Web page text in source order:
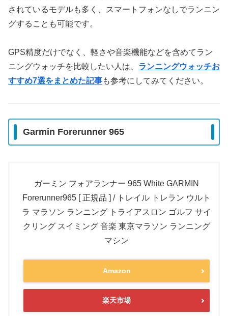
されているモデルも多く、スマートフォンなしでランニン
グすることも可能です。
GPS精度だけでなく、軽さや音楽機能などを含めてラン
ニングウォッチを比較したい人は、 ランニングウォッチお
すすめ7選をまとめた記事も参考にしてみてください。
Garmin Forerunner 965
ガーミン フォアランナー 965 White GARMIN
Forerunner965 [ 正規品 ] / トレイル トレラン ウルト
ラ マラソン ランニング トライアスロン ゴルフ サイ
クリング スイミング 音楽 東京マラソン ランニング
マシン
Amazon
楽天市場